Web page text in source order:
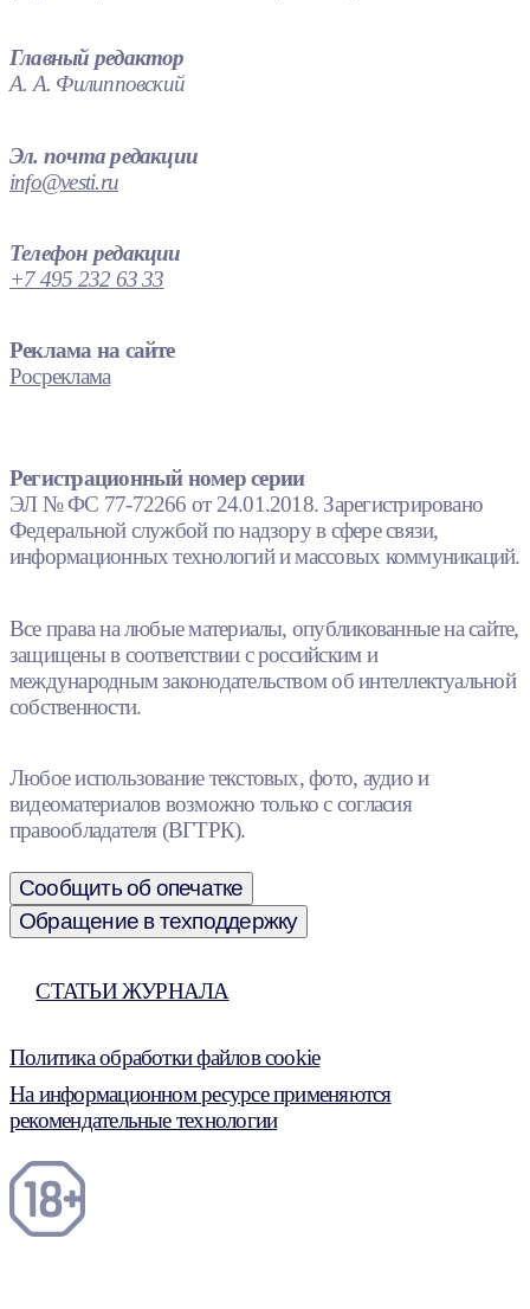
Главный редактор
А. А. Филипповский
Эл. почта редакции
info@vesti.ru
Телефон редакции
+7 495 232 63 33
Реклама на сайте
Росреклама
Регистрационный номер серии
ЭЛ № ФС 77-72266 от 24.01.2018. Зарегистрировано
Федеральной службой по надзору в сфере связи,
информационных технологий и массовых коммуникаций.
Все права на любые материалы, опубликованные на сайте,
защищены в соответствии с российским и
международным законодательством об интеллектуальной
собственности.
Любое использование текстовых, фото, аудио и
видеоматериалов возможно только с согласия
правообладателя (ВГТРК).
Сообщить об опечатке
Обращение в техподдержку
СТАТЬИ ЖУРНАЛА
Политика обработки файлов cookie
На информационном ресурсе применяются
рекомендательные технологии